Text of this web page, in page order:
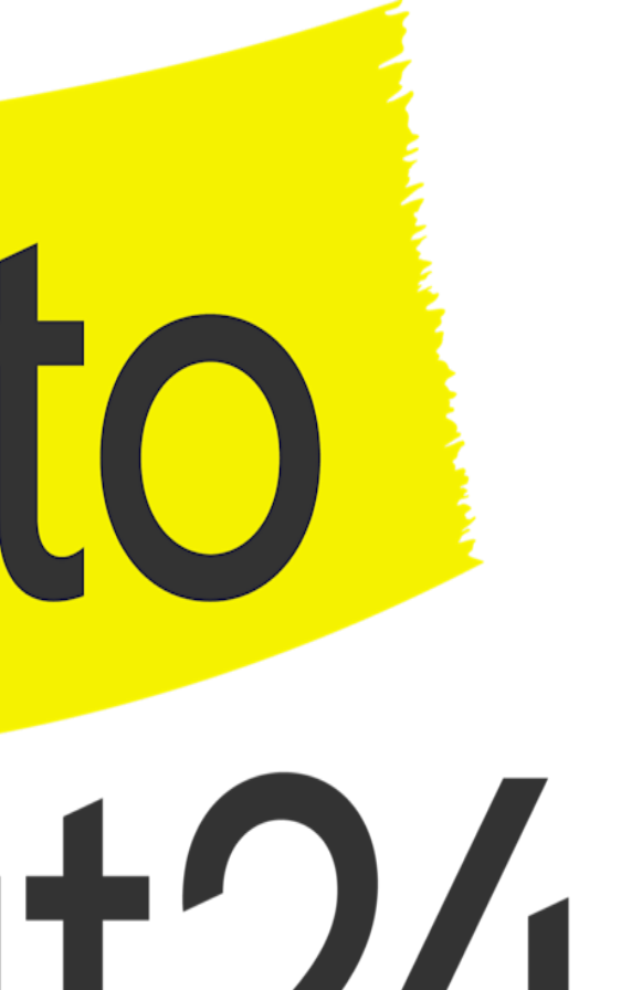
Fahrzeugjahr